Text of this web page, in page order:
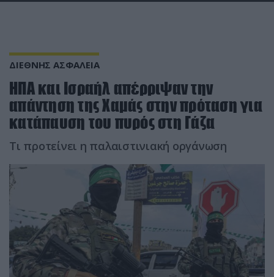
ΔΙΕΘΝΗΣ ΑΣΦΑΛΕΙΑ
ΗΠΑ και Ισραήλ απέρριψαν την
απάντηση της Χαμάς στην πρόταση για
κατάπαυση του πυρός στη Γάζα
Τι προτείνει η παλαιστινιακή οργάνωση